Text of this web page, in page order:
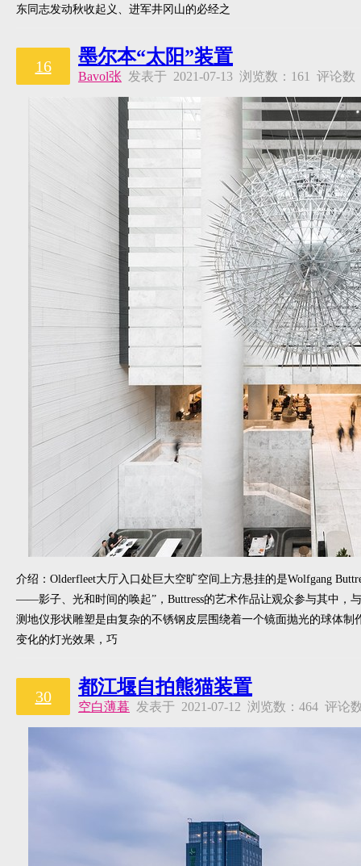
东同志发动秋收起义、进军井冈山的必经之
16 墨尔本“太阳”装置
Bavol张 发表于 2021-07-13 浏览数：161 评论
介绍：Olderfleet大厅入口处巨大空旷空间上方悬挂的是Wolfgang
——影子、光和时间的唤起”，Buttress的艺术作品让观众参与其中，
测地仪形状雕塑是由复杂的不锈钢皮层围绕着一个镜面抛光的球体
变化的灯光效果，巧
30 都江堰自拍熊猫装置
空白薄暮 发表于 2021-07-12 浏览数：464 评论